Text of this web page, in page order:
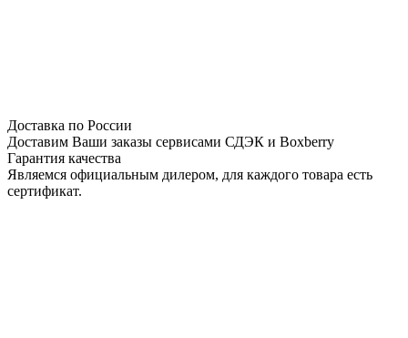
Доставка по России
Доставим Ваши заказы сервисами СДЭК и Boxberry
Гарантия качества
Являемся официальным дилером, для каждого товара есть
сертификат.